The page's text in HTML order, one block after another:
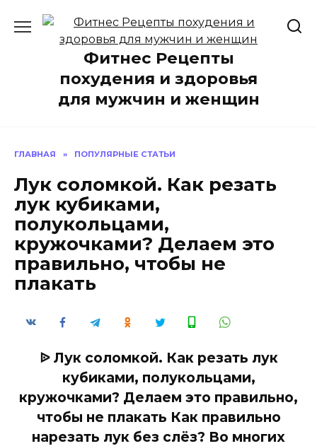
содержанию
Фитнес Рецепты
похудения и здоровья
для мужчин и женщин
ГЛАВНАЯ » ПОПУЛЯРНЫЕ СТАТЬИ
Лук соломкой. Как резать
лук кубиками,
полукольцами,
кружочками? Делаем это
правильно, чтобы не
плакать
ᐉ Лук соломкой. Как резать лук
кубиками, полукольцами,
кружочками? Делаем это правильно,
чтобы не плакать Как правильно
нарезать лук без слёз? Во многих